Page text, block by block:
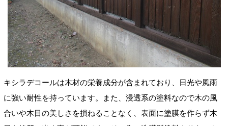
キシラデコールは木材の栄養成分が含まれており、日光や風雨
に強い耐性を持っています。また、浸透系の塗料なので木の風
合いや木目の美しさを損ねることなく、表面に塗膜を作らず木